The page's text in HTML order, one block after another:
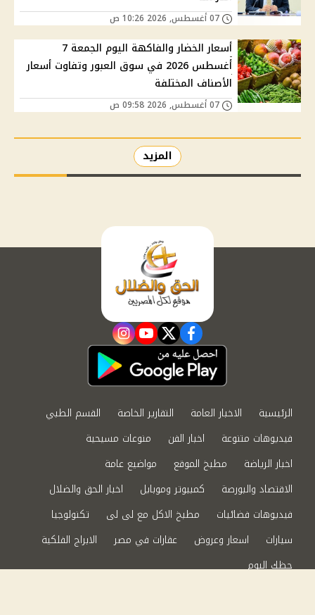
أسعار الخضار والفاكهة اليوم الجمعة 7
أغسطس 2026 في سوق العبور وتفاوت أسعار
الأصناف المختلفة
المزيد
facebook
twitter
youtube
instagram
الرئيسية الاخبار العامة التقارير الخاصة
القسم الطبي
فيديوهات متنوعة
اخبار الفن
منوعات مسيحية
اخبار الرياضة
مطبخ الموقع
مواضيع عامة
الاقتصاد والبورصة
كمبيوتر وموبايل
اخبار الحق والضلال
فيديوهات فضائيات
مطبخ الاكل مع لى لى
تكنولوجيا
سيارات
اسعار وعروض عقارات في مصر
الابراج الفلكية
حظك اليوم